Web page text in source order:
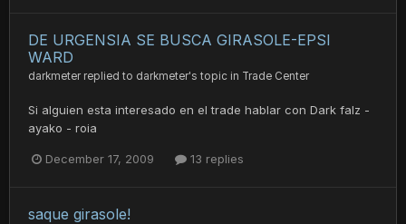
DE URGENSIA SE BUSCA GIRASOLE-EPSI
WARD
darkmeter replied to darkmeter's topic in Trade Center
Si alguien esta interesado en el trade hablar con Dark falz -
ayako - roia
December 17, 2009 13 replies
saque girasole!